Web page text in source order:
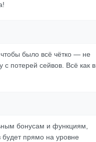
было всё чётко — не
с потерей сейвов. Всё как в
бонусам и функциям,
будет прямо на уровне